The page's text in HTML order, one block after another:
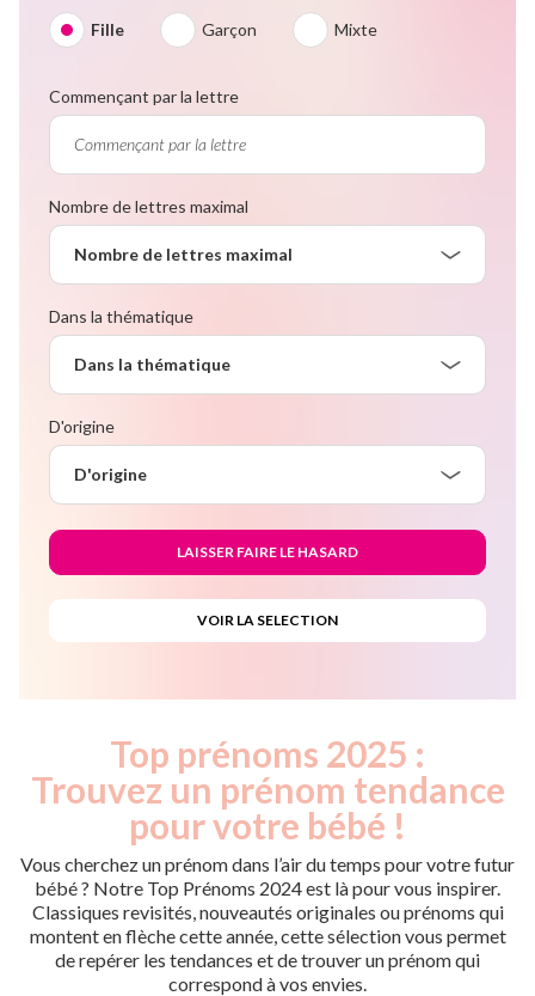
Fille Garçon Mixte
Commençant par la lettre
Nombre de lettres maximal
Nombre de lettres maximal
Dans la thématique
Dans la thématique
D'origine
D'origine
Top prénoms 2025 :
Trouvez un prénom tendance
pour votre bébé !
Vous cherchez un prénom dans l’air du temps pour votre futur
bébé ? Notre Top Prénoms 2024 est là pour vous inspirer.
Classiques revisités, nouveautés originales ou prénoms qui
montent en flèche cette année, cette sélection vous permet
de repérer les tendances et de trouver un prénom qui
correspond à vos envies.